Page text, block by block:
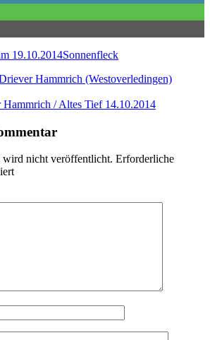
19.10.2014Sonnenfleck
Hammrich (Westoverledingen)
Hammrich / Altes Tief 14.10.2014
nicht veröffentlicht. Erforderliche